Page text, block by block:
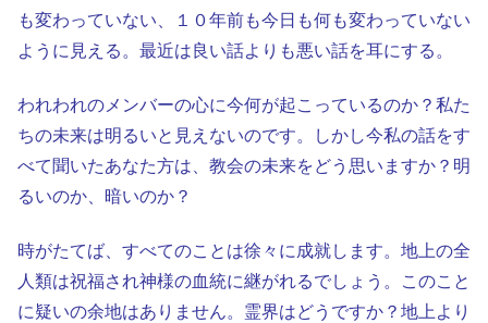
も変わっていない、１０年前も今日も何も変わっていない
ように見える。最近は良い話よりも悪い話を耳にする。
われわれのメンバーの心に今何が起こっているのか？私た
ちの未来は明るいと見えないのです。しかし今私の話をす
べて聞いたあなた方は、教会の未来をどう思いますか？明
るいのか、暗いのか？
時がたてば、すべてのことは徐々に成就します。地上の全
人類は祝福され神様の血統に継がれるでしょう。このこと
に疑いの余地はありません。霊界はどうですか？地上より